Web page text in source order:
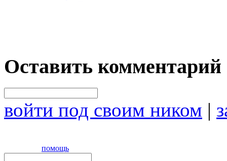
Оставить комментарий
войти под своим ником |
помощь